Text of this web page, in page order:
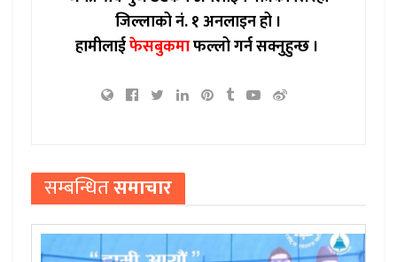
जिल्लाको नं. १ अनलाइन हो ।
हामीलाईफेसबुकमाफल्लो गर्न सक्नुहुन्छ ।
सम्बन्धितसमाचार